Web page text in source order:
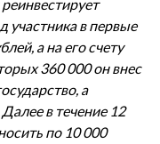
участника в первые
а на его счету
360 000 он внес
а
в течение 12
по 10 000